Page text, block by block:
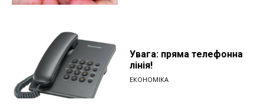
Увага: пряма телефонна
лінія!
ЕКОНОМІКА